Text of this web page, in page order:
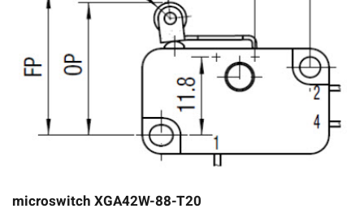
microswitch XGA42W-88-T20